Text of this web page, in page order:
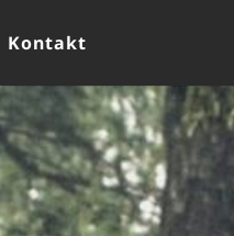
Kontakt